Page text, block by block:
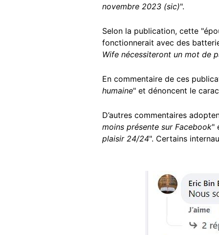
novembre 2023 (sic)".
Selon la publication, cette
fonctionnerait avec des
Wife nécessiteront un mot de
En commentaire de ces
humaine" et dénoncent le
D’autres commentaires
moins présente sur Facebook"
plaisir 24/24". Certains